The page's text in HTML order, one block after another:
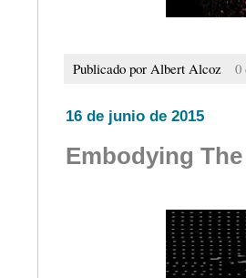
Publicado por Albert Alcoz 0
16 de junio de 2015
Embodying